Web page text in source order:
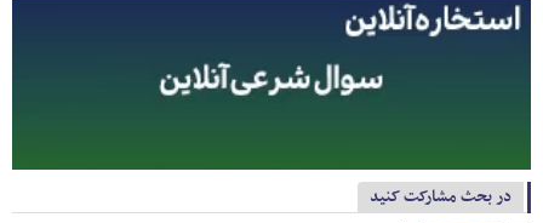
در بحث مشارکت کنید